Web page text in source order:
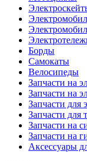
Борды
Самокаты
Велосипеды
Запчасти на
Запчасти на
Запчасти для
Запчасти для
Запчасти на
Запчасти на
Аксессуары